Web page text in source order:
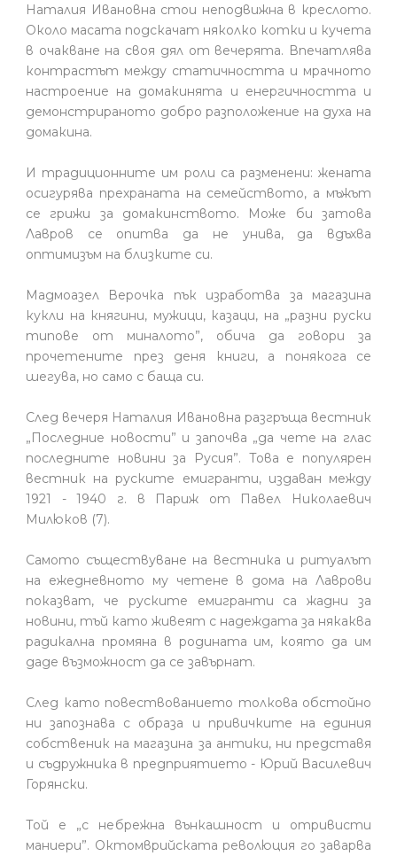
Наталия Ивановна стои неподвижна в креслото.
Около масата подскачат няколко котки и кучета
в очакване на своя дял от вечерята. Впечатлява
контрастът между статичността и мрачното
настроение на домакинята и енергичността и
демонстрираното добро разположение на духа на
домакина.
И традиционните им роли са разменени: жената
осигурява прехраната на семейството, а мъжът
се грижи за домакинството. Може би затова
Лавров се опитва да не унива, да вдъхва
оптимизъм на близките си.
Мадмоазел Верочка пък изработва за магазина
кукли на княгини, мужици, казаци, на „разни руски
типове от миналото”, обича да говори за
прочетените през деня книги, а понякога се
шегува, но само с баща си.
След вечеря Наталия Ивановна разгръща вестник
„Последние новости” и започва „да чете на глас
последните новини за Русия”. Това е популярен
вестник на руските емигранти, издаван между
1921 - 1940 г. в Париж от Павел Николаевич
Милюков (7).
Самото съществуване на вестника и ритуалът
на ежедневното му четене в дома на Лаврови
показват, че руските емигранти са жадни за
новини, тъй като живеят с надеждата за някаква
радикална промяна в родината им, която да им
даде възможност да се завърнат.
След като повествованието толкова обстойно
ни запознава с образа и привичките на единия
собственик на магазина за антики, ни представя
и съдружника в предприятието - Юрий Василевич
Горянски.
Той е „с небрежна вънкашност и отривисти
маниери”. Октомврийската революция го заварва